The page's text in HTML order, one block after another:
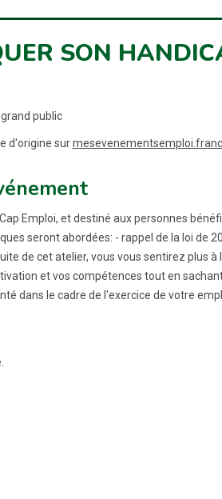
SON
grand public
d'origine sur
Emploi, et destiné aux personnes
seront abordées: - rappel de la loi de
de cet atelier, vous vous sentirez plus
et vos compétences tout en
dans le cadre de l'exercice de votre